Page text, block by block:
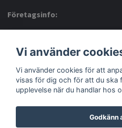
Företagsinfo:
Sociala medier
Vi använder
Vi använder cookies för att
visas för dig och för att du ska
upplevelse när du handlar hos
Godkänn